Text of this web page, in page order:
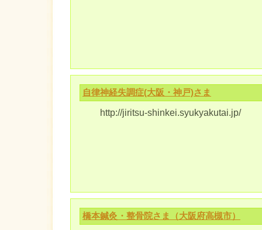
自律神経失調症(大阪・神戸)さま
http://jiritsu-shinkei.syukyakutai.jp/
橋本鍼灸・整骨院さま（大阪府高槻市）